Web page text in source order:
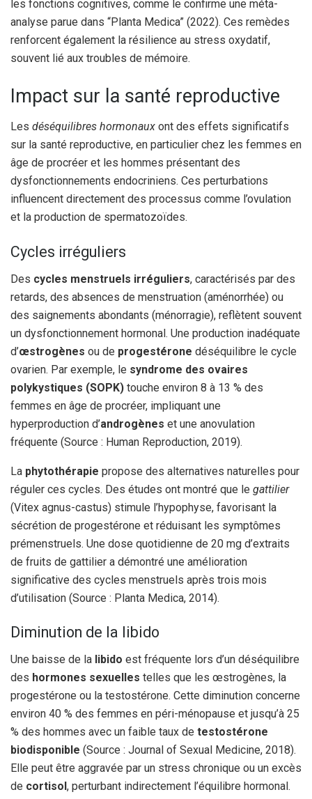
les fonctions cognitives, comme le confirme une méta-
analyse parue dans “Planta Medica” (2022). Ces remèdes
renforcent également la résilience au stress oxydatif,
souvent lié aux troubles de mémoire.
Impact sur la santé reproductive
Les déséquilibres hormonaux ont des effets significatifs
sur la santé reproductive, en particulier chez les femmes en
âge de procréer et les hommes présentant des
dysfonctionnements endocriniens. Ces perturbations
influencent directement des processus comme l’ovulation
et la production de spermatozoïdes.
Cycles irréguliers
Des cycles menstruels irréguliers, caractérisés par des
retards, des absences de menstruation (aménorrhée) ou
des saignements abondants (ménorragie), reflètent souvent
un dysfonctionnement hormonal. Une production inadéquate
d’œstrogènes ou de progestérone déséquilibre le cycle
ovarien. Par exemple, le syndrome des ovaires
polykystiques (SOPK) touche environ 8 à 13 % des
femmes en âge de procréer, impliquant une
hyperproduction d’androgènes et une anovulation
fréquente (Source : Human Reproduction, 2019).
La phytothérapie propose des alternatives naturelles pour
réguler ces cycles. Des études ont montré que le gattilier
(Vitex agnus-castus) stimule l’hypophyse, favorisant la
sécrétion de progestérone et réduisant les symptômes
prémenstruels. Une dose quotidienne de 20 mg d’extraits
de fruits de gattilier a démontré une amélioration
significative des cycles menstruels après trois mois
d’utilisation (Source : Planta Medica, 2014).
Diminution de la libido
Une baisse de la libido est fréquente lors d’un déséquilibre
des hormones sexuelles telles que les œstrogènes, la
progestérone ou la testostérone. Cette diminution concerne
environ 40 % des femmes en péri-ménopause et jusqu’à 25
% des hommes avec un faible taux de testostérone
biodisponible (Source : Journal of Sexual Medicine, 2018).
Elle peut être aggravée par un stress chronique ou un excès
de cortisol, perturbant indirectement l’équilibre hormonal.